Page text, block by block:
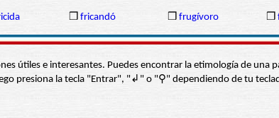
❒ fricandó ❒ frugívoro ❒
útiles e interesantes. Puedes encontrar la etimología de
presiona la tecla "Entrar", "↲" o "⚲" dependiendo de tu